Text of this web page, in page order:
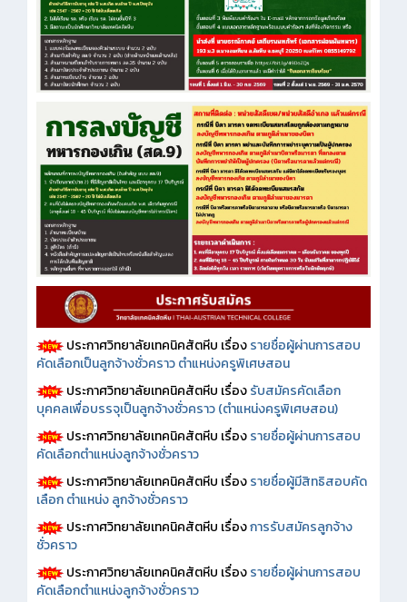
ประกาศวิทยาลัยเทคนิคสัตหีบ เรื่องรายชื่อผู้ผ่านการสอบ
คัดเลือกเป็นลูกจ้างชั่วคราว ตำแหน่งครูพิเศษสอน
ประกาศวิทยาลัยเทคนิคสัตหีบ เรื่องรับสมัครคัดเลือก
บุคคลเพื่อบรรจุเป็นลูกจ้างชั่วคราว (ตำแหน่งครูพิเศษสอน)
ประกาศวิทยาลัยเทคนิคสัตหีบ เรื่องรายชื่อผู้ผ่านการสอบ
คัดเลือกตำแหน่งลูกจ้างชั่วคราว
ประกาศวิทยาลัยเทคนิคสัตหีบ เรื่องรายชื่อผู้มีสิทธิสอบคัด
เลือก ตำแหน่ง ลูกจ้างชั่วคราว
ประกาศวิทยาลัยเทคนิคสัตหีบ เรื่องการรับสมัครลูกจ้าง
ชั่วคราว
ประกาศวิทยาลัยเทคนิคสัตหีบ เรื่องรายชื่อผู้ผ่านการสอบ
คัดเลือกตำแหน่งลูกจ้างชั่วคราว